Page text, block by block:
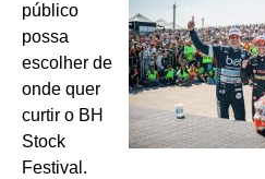
público
possa
escolher de
onde quer
curtir o BH
Stock
Festival.